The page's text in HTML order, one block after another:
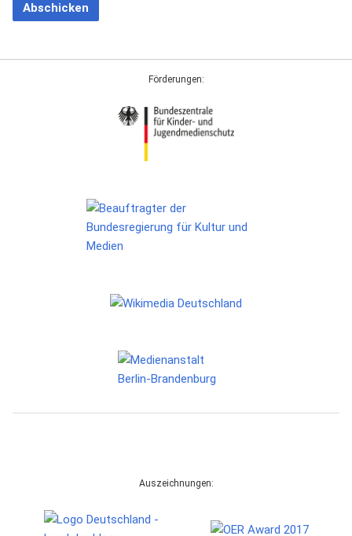
Abschicken
Förderungen:
Auszeichnungen: